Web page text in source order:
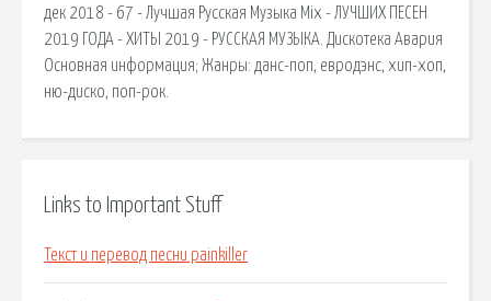
дек 2018 - 67 - Лучшая Русская Музыка Mix - ЛУЧШИХ ПЕСЕН
2019 ГОДА - ХИТЫ 2019 - РУССКАЯ МУЗЫКА. Дискотека Авария
Основная информация; Жанры: данс-поп, евродэнс, хип-хоп,
ню-диско, поп-рок.
Links to Important Stuff
Текст и перевод песни painkiller